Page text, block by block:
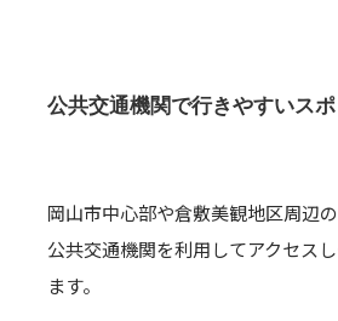
公共交通機関で行きやすいスポ
岡山市中心部や倉敷美観地区周辺の
公共交通機関を利用してアクセス
ます。